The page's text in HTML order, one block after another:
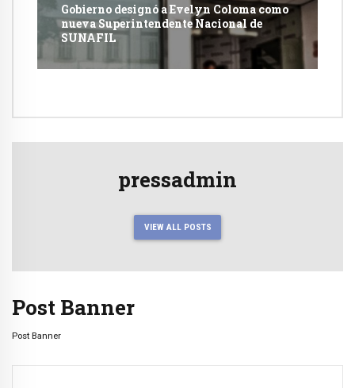
Gobierno designó a Evelyn Coloma como
nueva Superintendente Nacional de
SUNAFIL
pressadmin
VIEW ALL POSTS
Post Banner
Post Banner